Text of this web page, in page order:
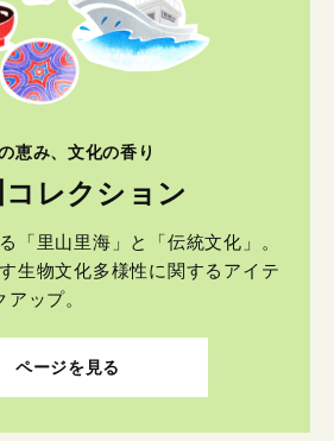
恵み、文化の香り
コレクション
「里山里海」と「伝統文化」。
生物文化多様性に関するアイテ
ップ。
ページを見る